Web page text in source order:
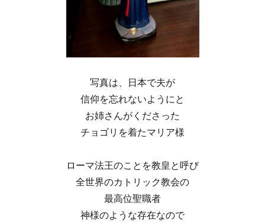
写真は、日本で夫が
信仰を忘れないようにと
お姉さんがくださった
チョゴリを着たマリア様
ローマ法王のことを教皇と呼び
全世界のカトリック教会の
最高位聖職者
神様のような存在なので